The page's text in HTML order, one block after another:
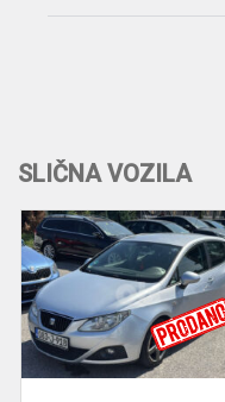
SLIČNA VOZILA